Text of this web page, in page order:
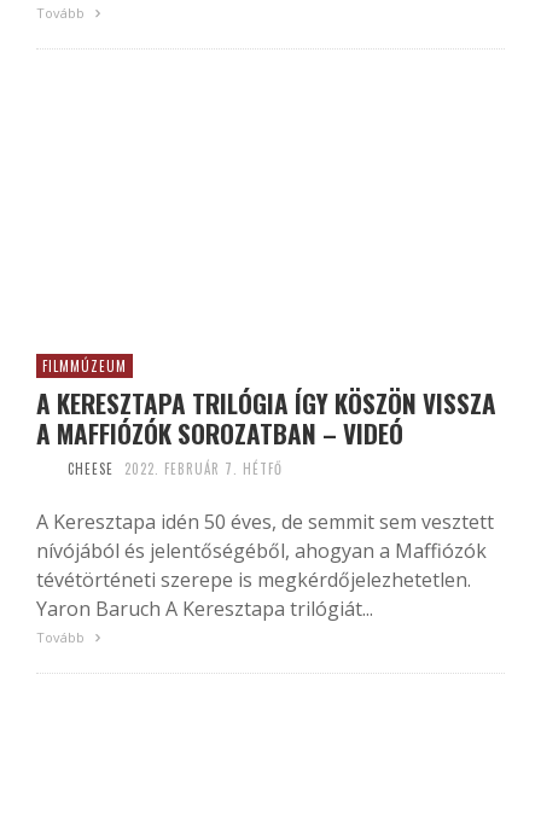
Tovább
FILMMÚZEUM
A KERESZTAPA TRILÓGIA ÍGY KÖSZÖN VISSZA
A MAFFIÓZÓK SOROZATBAN – VIDEÓ
CHEESE 2022. FEBRUÁR 7. HÉTFŐ
A Keresztapa idén 50 éves, de semmit sem vesztett
nívójából és jelentőségéből, ahogyan a Maffiózók
tévétörténeti szerepe is megkérdőjelezhetetlen.
Yaron Baruch A Keresztapa trilógiát...
Tovább